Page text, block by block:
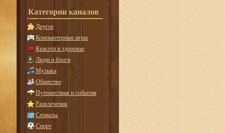
Категории каналов
Другое
Компьютерные игры
Красота и здоровье
Люди и блоги
Музыка
Общество
Путешествия и события
Развлечения
Сериалы
Спорт